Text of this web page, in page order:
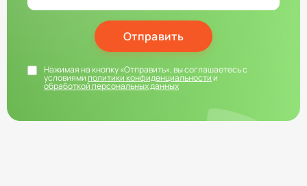
Отправить
Нажимая на кнопку «Отправить», вы соглашаетесь с
условиямиполитики конфиденциальностии
обработкой персональных данных